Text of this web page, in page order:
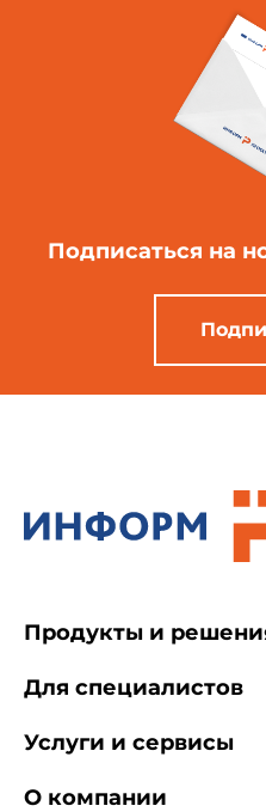
Подписаться на
Продукты и
Для специалистов
Услуги и сервисы
О компании